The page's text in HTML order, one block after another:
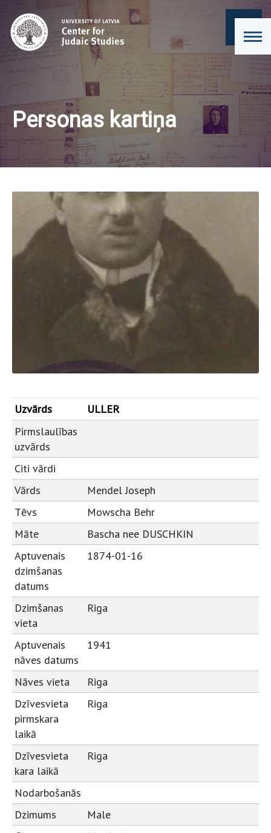
Personas kartiņa
Uzvārds
ULLER
Pirmslaulības
uzvārds
Citi vārdi
Vārds
Mendel Joseph
Tēvs
Mowscha Behr
Māte
Bascha nee DUSCHKIN
Aptuvenais
dzimšanas
datums
1874-01-16
Dzimšanas
vieta
Riga
Aptuvenais
nāves datums
1941
Nāves vieta
Riga
Dzīvesvieta
pirmskara
laikā
Riga
Dzīvesvieta
kara laikā
Riga
Nodarbošanās
Dzimums
Male